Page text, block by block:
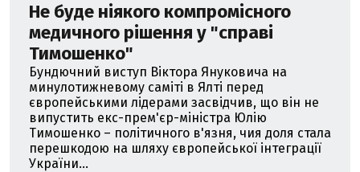
Не буде ніякого компромісного
медичного рішення у "справі
Тимошенко"
Бундючний виступ Віктора Януковича на
минулотижневому саміті в Ялті перед
європейськими лідерами засвідчив, що він не
випустить екс-прем'єр-міністра Юлію
Тимошенко – політичного в'язня, чия доля стала
перешкодою на шляху європейської інтеграції
України...